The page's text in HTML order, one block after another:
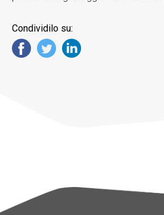
Condividilo su: